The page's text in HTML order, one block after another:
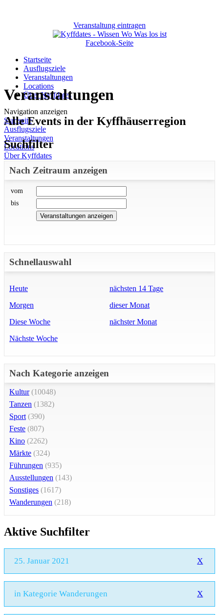
Veranstaltung eintragen
Facebook-Seite
Startseite
Ausflugsziele
Veranstaltungen
Locations
Über Kyffdates
Navigation anzeigen
Startseite
Ausflugsziele
Veranstaltungen
Locations
Über Kyffdates
Veranstaltungen
Alle Events in der Kyffhäuserregion
Suchfilter
Nach Zeitraum anzeigen
vom
bis
Schnellauswahl
Heute
Morgen
Diese Woche
Nächste Woche
nächsten 14 Tage
dieser Monat
nächster Monat
Nach Kategorie anzeigen
Kultur(10048)
Tanzen (1382)
Sport (390)
Feste (807)
Kino (2262)
Märkte (324)
Führungen (935)
Ausstellungen (143)
Sonstiges (1617)
Wanderungen (218)
Aktive Suchfilter
25. Januar 2021 X
in Kategorie Wanderungen X